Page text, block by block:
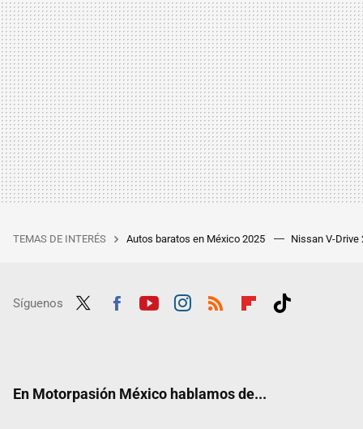
TEMAS DE INTERÉS Autos baratos en México 2025 Nissan V-Drive
Síguenos
En Motorpasión México hablamos de...